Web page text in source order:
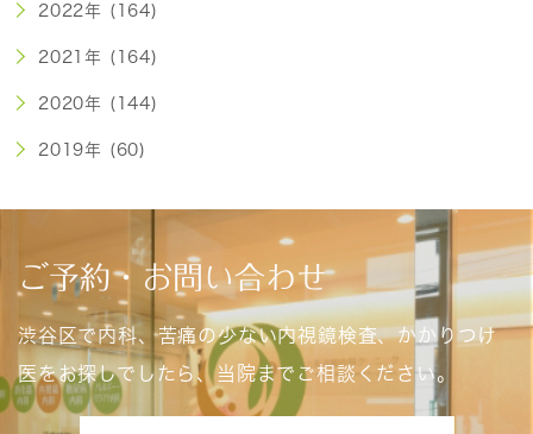
2022年 (164)
2021年 (164)
2020年 (144)
2019年 (60)
ご予約・お問い合わせ
渋谷区で内科、苦痛の少ない内視鏡検査、かかりつけ
医をお探しでしたら、当院までご相談ください。